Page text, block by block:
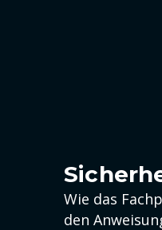
Wie das
den